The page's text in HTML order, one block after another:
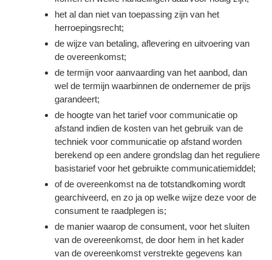
het al dan niet van toepassing zijn van het
herroepingsrecht;
de wijze van betaling, aflevering en uitvoering van
de overeenkomst;
de termijn voor aanvaarding van het aanbod, dan
wel de termijn waarbinnen de ondernemer de prijs
garandeert;
de hoogte van het tarief voor communicatie op
afstand indien de kosten van het gebruik van de
techniek voor communicatie op afstand worden
berekend op een andere grondslag dan het reguliere
basistarief voor het gebruikte communicatiemiddel;
of de overeenkomst na de totstandkoming wordt
gearchiveerd, en zo ja op welke wijze deze voor de
consument te raadplegen is;
de manier waarop de consument, voor het sluiten
van de overeenkomst, de door hem in het kader
van de overeenkomst verstrekte gegevens kan